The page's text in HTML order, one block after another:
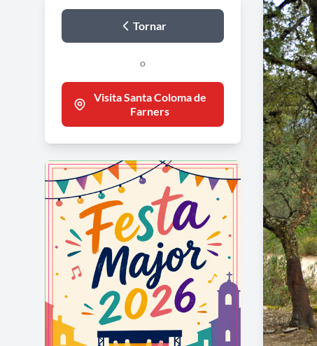
Tornar
o
Visita Santa Coloma de
Farners